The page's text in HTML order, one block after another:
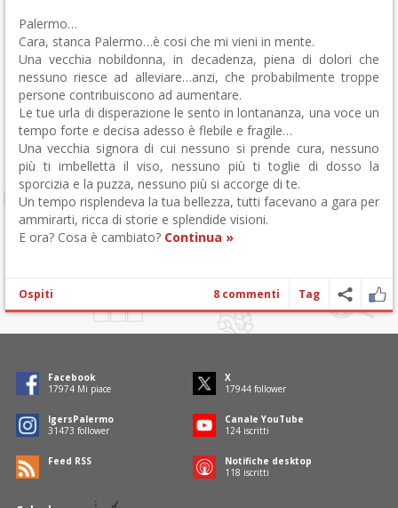
Palermo…
Cara, stanca Palermo…è cosi che mi vieni in mente.
Una vecchia nobildonna, in decadenza, piena di dolori che
nessuno riesce ad alleviare…anzi, che probabilmente troppe
persone contribuiscono ad aumentare.
Le tue urla di disperazione le sento in lontananza, una voce un
tempo forte e decisa adesso è flebile e fragile…
Una vecchia signora di cui nessuno si prende cura, nessuno
più ti imbelletta il viso, nessuno più ti toglie di dosso la
sporcizia e la puzza, nessuno più si accorge di te.
Un tempo risplendeva la tua bellezza, tutti facevano a gara per
ammirarti, ricca di storie e splendide visioni.
E ora? Cosa è cambiato? Continua »
Ospiti 8 commenti Tag
Facebook
18355Mi piace
X
18326follower
IgersPalermo
32142 follower
Canale YouTube
127iscritti
Feed RSS
Notifiche desktop
121 iscritti